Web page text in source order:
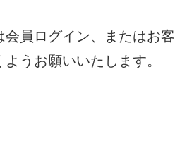
員ログイン、またはお客
うお願いいたします。